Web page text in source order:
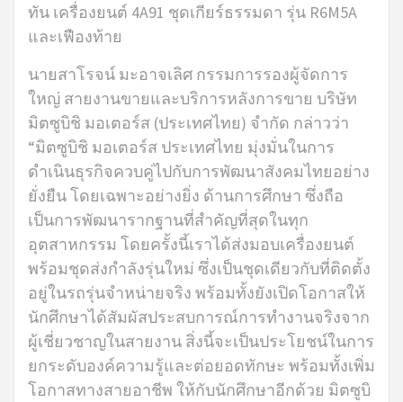
ทัน เครื่องยนต์ 4A91 ชุดเกียร์ธรรมดา รุ่น R6M5A
และเฟืองท้าย
นายสาโรจน์ มะอาจเลิศ กรรมการรองผู้จัดการ
ใหญ่ สายงานขายและบริการหลังการขาย บริษัท
มิตซูบิชิ มอเตอร์ส (ประเทศไทย) จำกัด กล่าวว่า
“มิตซูบิชิ มอเตอร์ส ประเทศไทย มุ่งมั่นในการ
ดำเนินธุรกิจควบคู่ไปกับการพัฒนาสังคมไทยอย่าง
ยั่งยืน โดยเฉพาะอย่างยิ่ง ด้านการศึกษา ซึ่งถือ
เป็นการพัฒนารากฐานที่สำคัญที่สุดในทุก
อุตสาหกรรม โดยครั้งนี้เราได้ส่งมอบเครื่องยนต์
พร้อมชุดส่งกำลังรุ่นใหม่ ซึ่งเป็นชุดเดียวกับที่ติดตั้ง
อยู่ในรถรุ่นจำหน่ายจริง พร้อมทั้งยังเปิดโอกาสให้
นักศึกษาได้สัมผัสประสบการณ์การทำงานจริงจาก
ผู้เชี่ยวชาญในสายงาน สิ่งนี้จะเป็นประโยชน์ในการ
ยกระดับองค์ความรู้และต่อยอดทักษะ พร้อมทั้งเพิ่ม
โอกาสทางสายอาชีพ ให้กับนักศึกษาอีกด้วย มิตซูบิ